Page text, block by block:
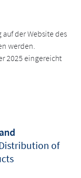
der Website des
werden.
2025 eingereicht
of